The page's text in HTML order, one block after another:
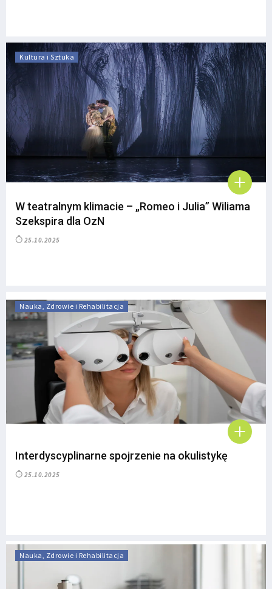
Kultura i Sztuka
W teatralnym klimacie – „Romeo i Julia” Wiliama
Szekspira dla OzN
25.10.2025
Nauka, Zdrowie i Rehabilitacja
Interdyscyplinarne spojrzenie na okulistykę
25.10.2025
Nauka, Zdrowie i Rehabilitacja